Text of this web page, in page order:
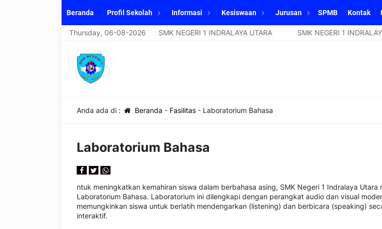
Beranda Profil Sekolah Informasi Kesiswaan Jurusan SPMB Kontak
Thursday, 06-08-2026
SMK NEGERI 1 INDRALAYA UTARA SMK NEGERI 1 INDRALAYA UTARA SMK NEGERI 1 INDRALAYA
Anda ada di : Beranda - Fasilitas- Laboratorium Bahasa
Laboratorium Bahasa
ntuk meningkatkan kemahiran siswa dalam berbahasa asing, SMK Negeri 1 Indralaya Utara
Laboratorium Bahasa. Laboratorium ini dilengkapi dengan perangkat audio dan visual
memungkinkan siswa untuk berlatih mendengarkan (listening) dan berbicara (speaking)
interaktif.